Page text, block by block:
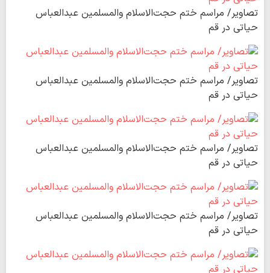
تصاویر/ مراسم ختم حجت‌الاسلام والمسلمین عبدالعباس
حیاتی در قم
تصاویر/ مراسم ختم حجت‌الاسلام والمسلمین عبدالعباس
حیاتی در قم
تصاویر/ مراسم ختم حجت‌الاسلام والمسلمین عبدالعباس
حیاتی در قم
تصاویر/ مراسم ختم حجت‌الاسلام والمسلمین عبدالعباس
حیاتی در قم